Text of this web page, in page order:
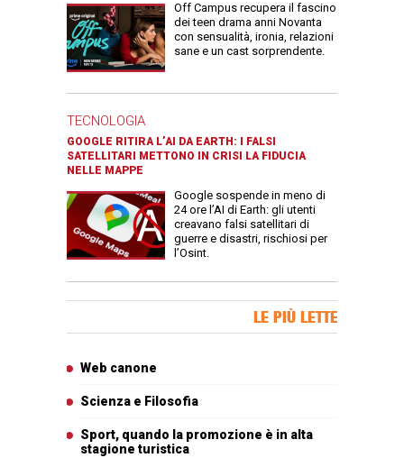
Off Campus recupera il fascino
dei teen drama anni Novanta
con sensualità, ironia, relazioni
sane e un cast sorprendente.
TECNOLOGIA
GOOGLE RITIRA L’AI DA EARTH: I FALSI
SATELLITARI METTONO IN CRISI LA FIDUCIA
NELLE MAPPE
Google sospende in meno di
24 ore l’AI di Earth: gli utenti
creavano falsi satellitari di
guerre e disastri, rischiosi per
l’Osint.
LE PIÙ LETTE
Web canone
Scienza e Filosofia
Sport, quando la promozione è in alta
stagione turistica